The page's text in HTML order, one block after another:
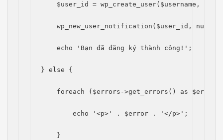
$user_id = wp_create_user($username,
wp_new_user_notification($user_id, null,
    echo 'Bạn đã đăng ký thành công!';
} else {
foreach ($errors->get_errors() as $error)
        echo '<p>' . $error . '</p>';
    }